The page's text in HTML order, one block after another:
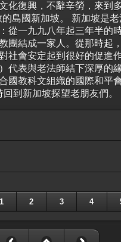
化復興，不辭辛勞，來到
島國新加坡。 新加坡是
從一九九八年起三年半的
團結成一家人。從那時起
社會安定起到很好的促進
代表與老法師結下深厚的
國教科文組織的國際和平
回到新加坡探望老朋友們。
1 2 3 4